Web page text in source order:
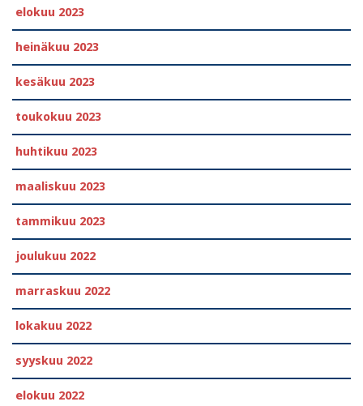
elokuu 2023
heinäkuu 2023
kesäkuu 2023
toukokuu 2023
huhtikuu 2023
maaliskuu 2023
tammikuu 2023
joulukuu 2022
marraskuu 2022
lokakuu 2022
syyskuu 2022
elokuu 2022